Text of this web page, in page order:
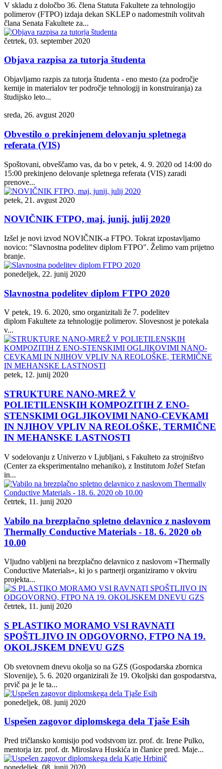
V skladu z določbo 36. člena Statuta Fakultete za tehnologijo
polimerov (FTPO) izdaja dekan SKLEP o nadomestnih volitvah
člana Senata Fakultete za...
četrtek, 03. september 2020
Objava razpisa za tutorja študenta
Objavljamo razpis za tutorja študenta - eno mesto (za področje
kemije in materialov ter področje tehnologij in konstruiranja) za
študijsko leto...
sreda, 26. avgust 2020
Obvestilo o prekinjenem delovanju spletnega
referata (VIS)
Spoštovani, obveščamo vas, da bo v petek, 4. 9. 2020 od 14:00 do
15:00 prekinjeno delovanje spletnega referata (VIS) zaradi
prenove...
petek, 21. avgust 2020
NOVIČNIK FTPO, maj, junij, julij 2020
Izšel je novi izvod NOVIČNIK-a FTPO. Tokrat izpostavljamo
novico: "Slavnostna podelitev diplom FTPO". Želimo vam prijetno
branje.
ponedeljek, 22. junij 2020
Slavnostna podelitev diplom FTPO 2020
V petek, 19. 6. 2020, smo organizitali že 7. podelitev
diplom Fakultete za tehnologije polimerov. Slovesnost je potekala
v...
petek, 12. junij 2020
STRUKTURE NANO-MREŽ V
POLIETILENSKIH KOMPOZITIH Z ENO-
STENSKIMI OGLJIKOVIMI NANO-CEVKAMI
IN NJIHOV VPLIV NA REOLOŠKE, TERMIČNE
IN MEHANSKE LASTNOSTI
V sodelovanju z Univerzo v Ljubljani, s Fakulteto za strojništvo
(Center za eksperimentalno mehaniko), z Institutom Jožef Stefan
in...
četrtek, 11. junij 2020
Vabilo na brezplačno spletno delavnico z naslovom
Thermally Conductive Materials - 18. 6. 2020 ob
10.00
Vljudno vabljeni na brezplačno delavnico z naslovom »Thermally
Conductive Materials«, ki jo s partnerji organiziramo v okviru
projekta...
četrtek, 11. junij 2020
S PLASTIKO MORAMO VSI RAVNATI
SPOŠTLJIVO IN ODGOVORNO, FTPO NA 19.
OKOLJSKEM DNEVU GZS
Ob svetovnem dnevu okolja so na GZS (Gospodarska zbornica
Slovenije), 5. 6. 2020 organizirali že 19. Okoljski dan gospodarstva,
prvič pa je le ta...
ponedeljek, 08. junij 2020
Uspešen zagovor diplomskega dela Tjaše Esih
Pred tričlansko komisijo pod vodstvom izr. prof. dr. Irene Pulko,
mentorja izr. prof. dr. Miroslava Huskića in članice pred. Maje...